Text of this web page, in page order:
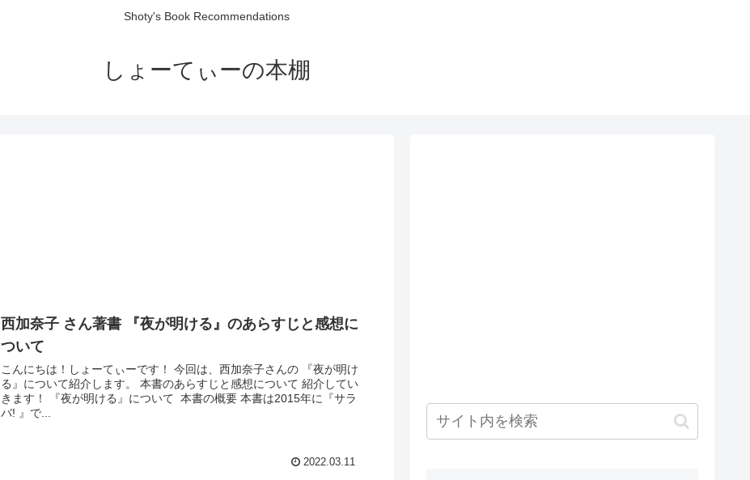
Shoty's Book Recommendations
しょーてぃーの本棚
西加奈子 さん著書 『夜が明ける』のあらすじと感想に
ついて
こんにちは！しょーてぃーです！ 今回は、西加奈子さんの 『夜が明け
る』について紹介します。 本書のあらすじと感想について 紹介してい
きます！ 『夜が明ける』について 本書の概要 本書は2015年に『サラ
バ! 』で...
2022.03.11